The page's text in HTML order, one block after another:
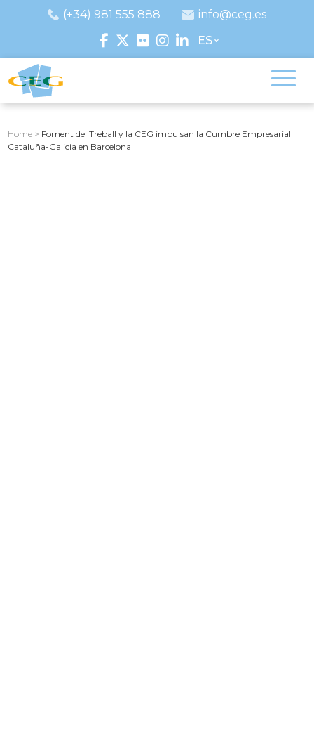
(+34) 981 555 888
info@ceg.es
ES
Home > Foment del Treball y la CEG impulsan la Cumbre Empresarial
Cataluña-Galicia en Barcelona